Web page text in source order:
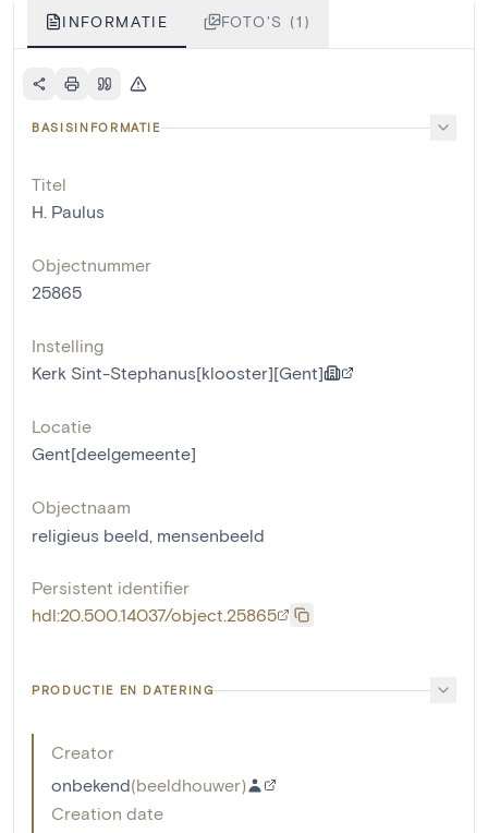
INFORMATIE FOTO'S (1)
BASISINFORMATIE
Titel
H. Paulus
Objectnummer
25865
Instelling
Kerk Sint-Stephanus[klooster][Gent]
Locatie
Gent[deelgemeente]
Objectnaam
religieus beeld, mensenbeeld
Persistent identifier
hdl:20.500.14037/object.25865
PRODUCTIE EN DATERING
Creator
onbekend(beeldhouwer)
Creation date